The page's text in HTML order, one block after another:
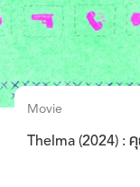
Movie
Thelma (2024) :